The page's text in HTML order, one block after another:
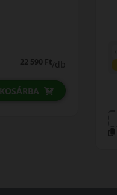
22 590 Ft/db
KOSÁRBA